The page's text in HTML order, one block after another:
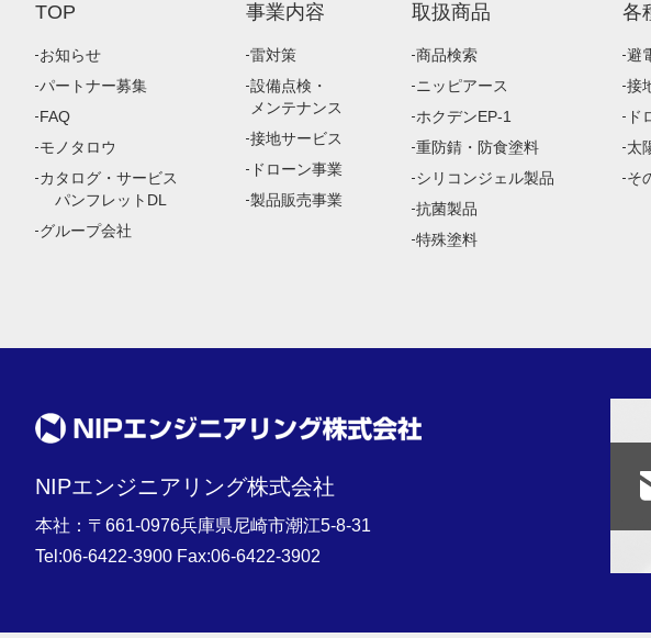
TOP
お知らせ
パートナー募集
FAQ
モノタロウ
カタログ・サービス
パンフレットDL
グループ会社
事業内容
雷対策
設備点検・
メンテナンス
接地サービス
ドローン事業
製品販売事業
取扱商品
商品検索
ニッピアース
ホクデンEP-1
重防錆・防食塗料
シリコンジェル製品
抗菌製品
特殊塗料
各
避
接
ド
太
そ
NIPエンジニアリング株式会社
本社：〒661-0976兵庫県尼崎市潮江5-8-31
Tel:06-6422-3900 Fax:06-6422-3902